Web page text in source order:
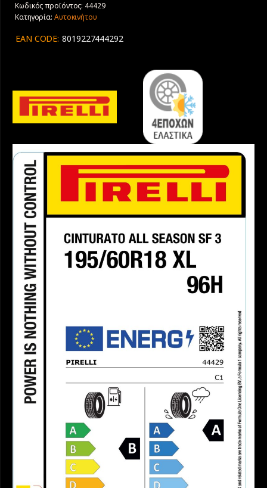
Pirelli
Cinturato
Season
Κωδικός προϊόντος: 44429
Κατηγορία: Αυτοκινήτου
EAN CODE: 8019227444292